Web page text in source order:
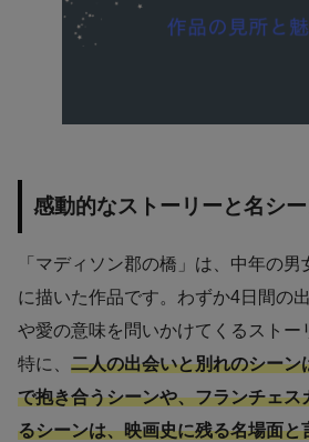
感動的なストーリーと名シ
「マディソン郡の橋」は、中年の
に描いた作品です。わずか4日間の
や愛の意味を問いかけてくるストー
特に、 二人の出会いと別れのシーン
で抱き合うシーンや、フランチェス
るシーンは、映画史に残る名場面